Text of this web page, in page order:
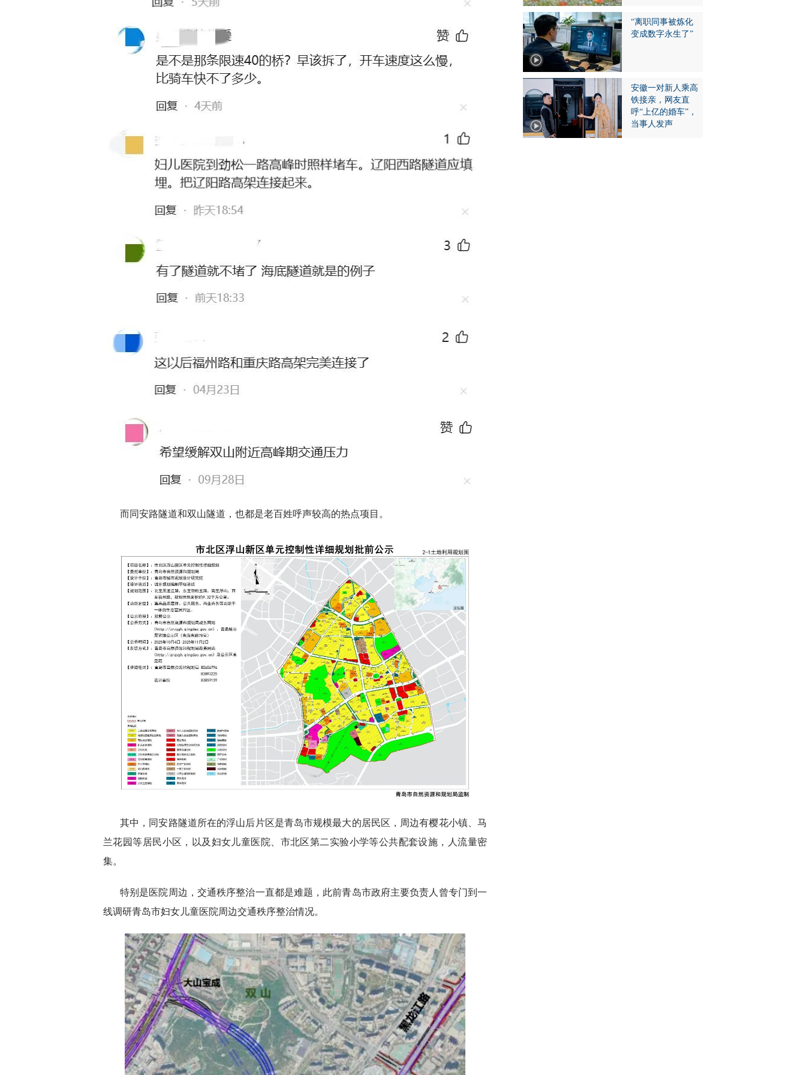
而同安路隧道和双山隧道，也都是老百姓呼声较高的热点项目。
其中，同安路隧道所在的浮山后片区是青岛市规模最大的居民区，周边有樱花小镇、马
兰花园等居民小区，以及妇女儿童医院、市北区第二实验小学等公共配套设施，人流量密
集。
特别是医院周边，交通秩序整治一直都是难题，此前青岛市政府主要负责人曾专门到一
线调研青岛市妇女儿童医院周边交通秩序整治情况。
“离职同事被炼化
变成数字永生了”
安徽一对新人乘高
铁接亲，网友直
呼“上亿的婚车”，
当事人发声